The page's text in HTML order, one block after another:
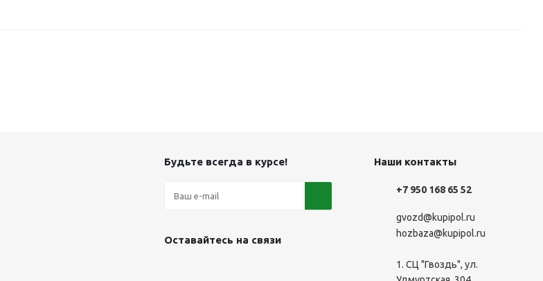
Будьте всегда в курсе!
Оставайтесь на связи
Наши контакты
+7 950 168 65 52
gvozd@kupipol.ru
hozbaza@kupipol.ru
1. СЦ "Гвоздь", ул.